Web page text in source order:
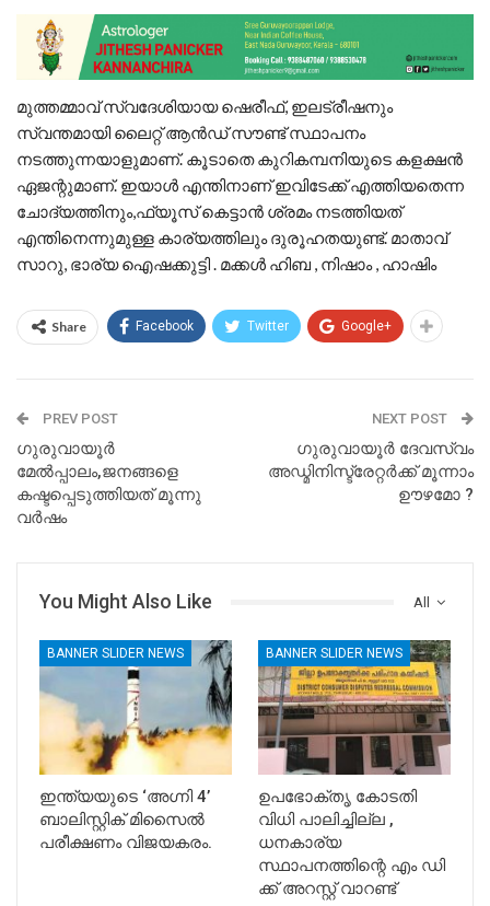
മുത്തമ്മാവ് സ്വദേശിയായ ഷെരീഫ്, ഇലട്രീഷനും
സ്വന്തമായി ലൈറ്റ് ആന്‍ഡ് സൗണ്ട് സ്ഥാപനം
നടത്തുന്നയാളുമാണ്. കൂടാതെ കുറികമ്പനിയുടെ കളക്ഷന്‍
ഏജന്റുമാണ്. ഇയാള്‍ എന്തിനാണ് ഇവിടേക്ക് എത്തിയതെന്ന
ചോദ്യത്തിനും,ഫ്യൂസ് കെട്ടാന്‍ ശ്രമം നടത്തിയത്
എന്തിനെന്നുമുള്ള കാര്യത്തിലും ദുരൂഹതയുണ്ട്. മാതാവ്
സാറു, ഭാര്യ ഐഷക്കുട്ടി . മക്കൾ ഹിബ , നിഷാം , ഹാഷിം
Share Facebook Twitter Google+
PREV POST
ഗുരുവായൂര്‍
മേല്‍പ്പാലം,ജനങ്ങളെ
കഷ്ടപ്പെടുത്തിയത് മൂന്നു
വര്‍ഷം
NEXT POST
ഗുരുവായൂർ ദേവസ്വം
അഡ്മിനിസ്ട്രേറ്റർക്ക് മൂന്നാം
ഊഴമോ ?
All
You Might Also Like
BANNER SLIDER NEWS
ഇന്ത്യയുടെ ‘അഗ്നി 4’
ബാലിസ്റ്റിക് മിസൈൽ
പരീക്ഷണം വിജയകരം.
BANNER SLIDER NEWS
ഉപഭോക്തൃ കോടതി
വിധി പാലിച്ചില്ല ,
ധനകാര്യ
സ്ഥാപനത്തിന്റെ എം ഡി
ക്ക് അറസ്റ്റ് വാറണ്ട്